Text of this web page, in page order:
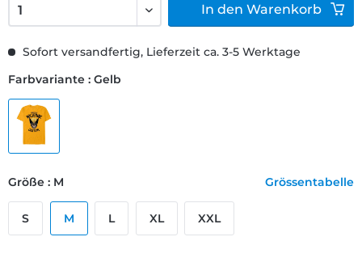
Sofort versandfertig, Lieferzeit ca. 3-5 Werktage
Farbvariante : Gelb
Größe : M Grössentabelle
S M L XL XXL
In den Warenkorb